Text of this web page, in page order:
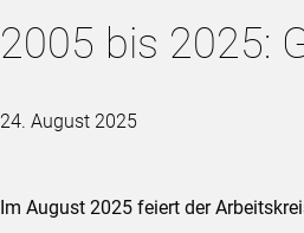
2005 bis 2025:
24. August 2025
Im August 2025 feiert der